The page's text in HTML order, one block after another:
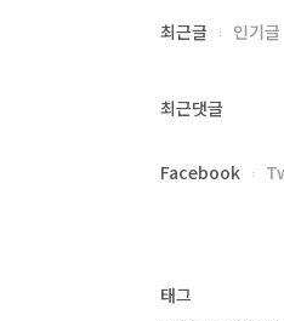
최근글 인기글
최근댓글
Facebook
태그